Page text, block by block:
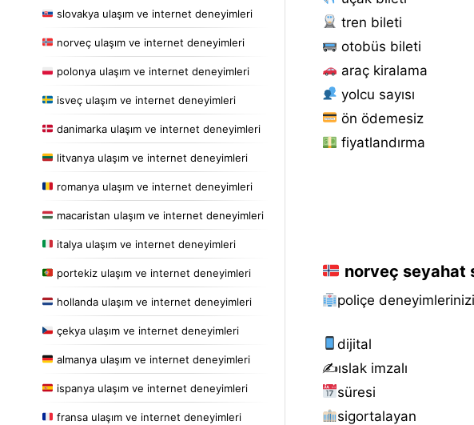
slovakya ulaşım ve internet deneyimleri
norveç ulaşım ve internet deneyimleri
polonya ulaşım ve internet deneyimleri
isveç ulaşım ve internet deneyimleri
danimarka ulaşım ve internet deneyimleri
litvanya ulaşım ve internet deneyimleri
romanya ulaşım ve internet deneyimleri
macaristan ulaşım ve internet deneyimleri
italya ulaşım ve internet deneyimleri
portekiz ulaşım ve internet deneyimleri
hollanda ulaşım ve internet deneyimleri
çekya ulaşım ve internet deneyimleri
almanya ulaşım ve internet deneyimleri
ispanya ulaşım ve internet deneyimleri
fransa ulaşım ve internet deneyimleri
tren bileti
otobüs bileti
araç kiralama
yolcu sayısı
ön ödemesiz
fiyatlandırma
norveç seyahat
poliçe
dijital
✍️islak i̇mzalı
süresi
sigortalayan